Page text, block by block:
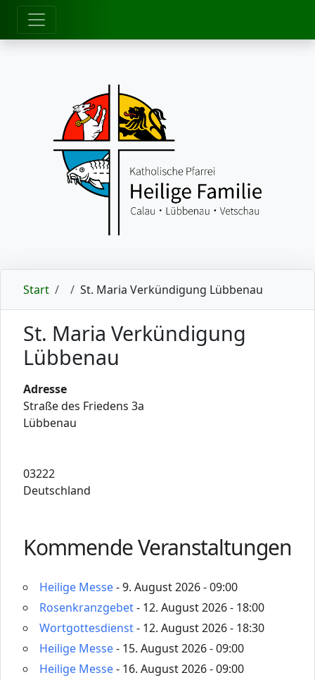
zum Inhalt
Start St. Maria Verkündigung Lübbenau
St. Maria Verkündigung
Lübbenau
Adresse
Straße des Friedens 3a
Lübbenau
03222
Deutschland
Kommende Veranstaltungen
Heilige Messe- 9. August 2026 - 09:00
Rosenkranzgebet- 12. August 2026 - 18:00
Wortgottesdienst- 12. August 2026 - 18:30
Heilige Messe- 15. August 2026 - 09:00
Heilige Messe- 16. August 2026 - 09:00